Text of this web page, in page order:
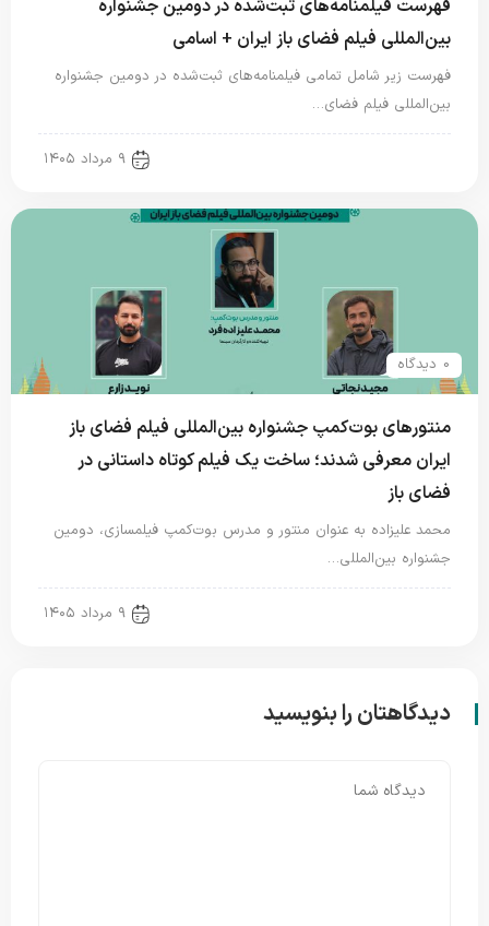
فهرست فیلمنامه‌های ثبت‌شده در دومین جشنواره
بین‌المللی فیلم فضای باز ایران + اسامی
فهرست زیر شامل تمامی فیلمنامه‌های ثبت‌شده در دومین جشنواره
بین‌المللی فیلم فضای…
۹ مرداد ۱۴۰۵
0 دیدگاه
منتورهای بوت‌کمپ جشنواره بین‌المللی فیلم فضای باز
ایران معرفی شدند؛ ساخت یک فیلم کوتاه داستانی در
فضای باز
محمد علیزاده به عنوان منتور و مدرس بوت‌کمپ فیلمسازی، دومین
جشنواره بین‌المللی…
۹ مرداد ۱۴۰۵
دیدگاهتان را بنویسید